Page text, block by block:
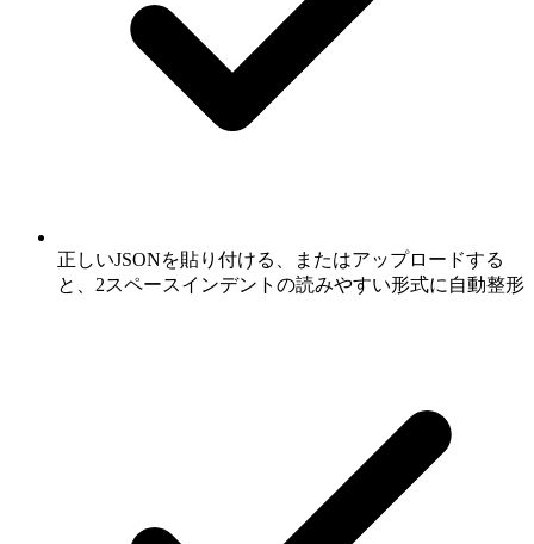
正しいJSONを貼り付ける、またはアップロードする
と、2スペースインデントの読みやすい形式に自動整形